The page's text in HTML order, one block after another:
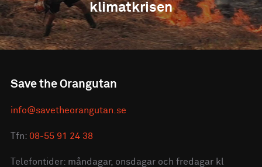
klimatkrisen
Save the Orangutan
info@savetheorangutan.se
Tfn: 08-55 91 24 38
Telefontider: måndagar, onsdagar och fredagar kl